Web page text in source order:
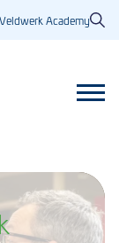
Veldwerk Academy